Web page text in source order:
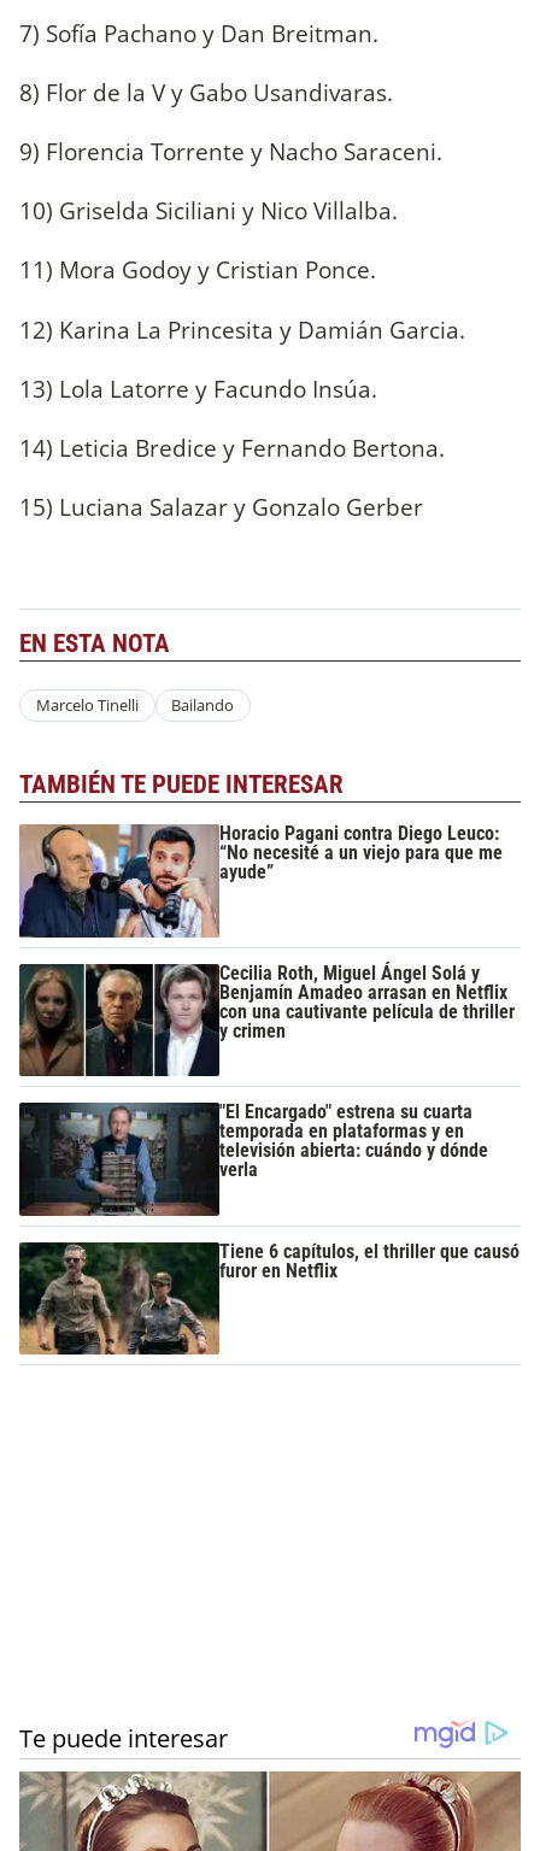
7) Sofía Pachano y Dan Breitman.
8) Flor de la V y Gabo Usandivaras.
9) Florencia Torrente y Nacho Saraceni.
10) Griselda Siciliani y Nico Villalba.
11) Mora Godoy y Cristian Ponce.
12) Karina La Princesita y Damián Garcia.
13) Lola Latorre y Facundo Insúa.
14) Leticia Bredice y Fernando Bertona.
15) Luciana Salazar y Gonzalo Gerber
EN ESTA NOTA
Marcelo Tinelli Bailando
TAMBIÉN TE PUEDE INTERESAR
Horacio Pagani contra Diego Leuco:
“No necesité a un viejo para que me
ayude”
Cecilia Roth, Miguel Ángel Solá y
Benjamín Amadeo arrasan en Netflix
con una cautivante película de thriller
y crimen
"El Encargado" estrena su cuarta
temporada en plataformas y en
televisión abierta: cuándo y dónde
verla
Tiene 6 capítulos, el thriller que causó
furor en Netflix